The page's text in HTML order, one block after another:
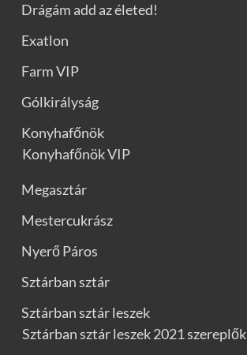
Drágám add az életed!
Exatlon
Farm VIP
Gólkirályság
Konyhafőnök
Konyhafőnök VIP
Megasztár
Mestercukrász
Nyerő Páros
Sztárban sztár
Sztárban sztár leszek
Sztárban sztár leszek 2021 szereplők